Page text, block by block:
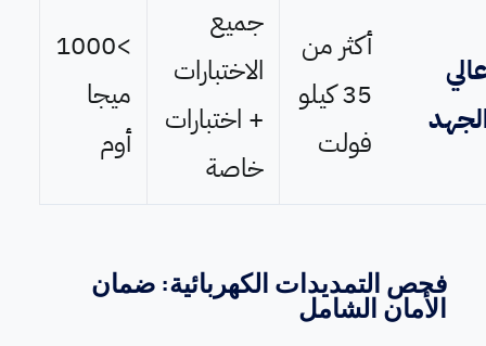
أكثر من
35 كيلو
فولت
جميع
الاختبارات
+ اختبارات
خاصة
>1000
ميجا
أوم
فحص التمديدات الكهربائية: ضمان
الأمان الشامل